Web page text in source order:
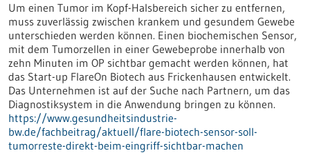
Um einen Tumor im Kopf-Halsbereich sicher zu entfernen,
muss zuverlässig zwischen krankem und gesundem Gewebe
unterschieden werden können. Einen biochemischen Sensor,
mit dem Tumorzellen in einer Gewebeprobe innerhalb von
zehn Minuten im OP sichtbar gemacht werden können, hat
das Start-up FlareOn Biotech aus Frickenhausen entwickelt.
Das Unternehmen ist auf der Suche nach Partnern, um das
Diagnostiksystem in die Anwendung bringen zu können.
https://www.gesundheitsindustrie-
bw.de/fachbeitrag/aktuell/flare-biotech-sensor-soll-
tumorreste-direkt-beim-eingriff-sichtbar-machen